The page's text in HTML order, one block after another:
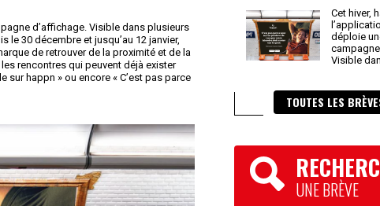
d’affichage. Visible dans plusieurs
le 30 décembre et jusqu’au 12 janvier,
de retrouver de la proximité et de la
rencontres qui peuvent déjà exister
sur happn » ou encore « C’est pas parce
Cet hiver,
déploie
Visible
TOUTES LES
UNE BRÈVE